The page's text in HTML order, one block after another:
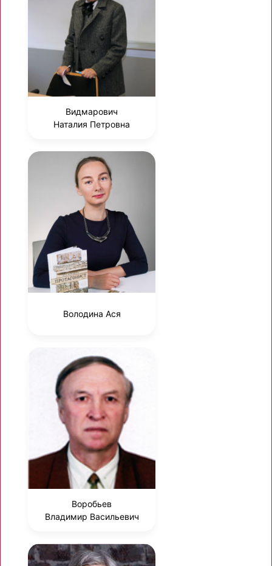
Видмарович
Наталия Петровна
Володина Ася
Воробьев
Владимир Васильевич